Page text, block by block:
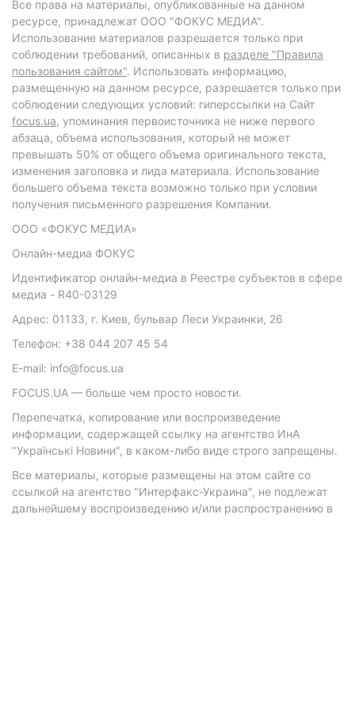
Все права на материалы, опубликованные на данном
ресурсе, принадлежат ООО "ФОКУС МЕДИА".
Использование материалов разрешается только при
соблюдении требований, описанных в разделе "Правила
пользования сайтом". Использовать информацию,
размещенную на данном ресурсе, разрешается только при
соблюдении следующих условий: гиперссылки на Сайт
focus.ua, упоминания первоисточника не ниже первого
абзаца, объема использования, который не может
превышать 50% от общего объема оригинального текста,
изменения заголовка и лида материала. Использование
большего объема текста возможно только при условии
получения письменного разрешения Компании.
ООО «ФОКУС МЕДИА»
Онлайн-медиа ФОКУС
Идентификатор онлайн-медиа в Реестре субъектов в сфере
медиа - R40-03129
Адрес: 01133, г. Киев, бульвар Леси Украинки, 26
Телефон: +38 044 207 45 54
E-mail: info@focus.ua
FOCUS.UA — больше чем просто новости.
Перепечатка, копирование или воспроизведение
информации, содержащей ссылку на агентство ИнА
"Українські Новини", в каком-либо виде строго запрещены.
Все материалы, которые размещены на этом сайте со
ссылкой на агентство "Интерфакс-Украина", не подлежат
дальнейшему воспроизведению и/или распространению в